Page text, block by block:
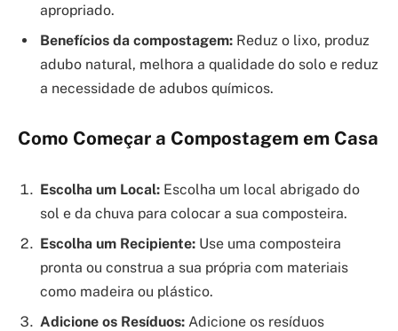
apropriado.
Benefícios da compostagem: Reduz o lixo, produz
adubo natural, melhora a qualidade do solo e reduz
a necessidade de adubos químicos.
Como Começar a Compostagem em Casa
Escolha um Local: Escolha um local abrigado do
sol e da chuva para colocar a sua composteira.
Escolha um Recipiente: Use uma composteira
pronta ou construa a sua própria com materiais
como madeira ou plástico.
Adicione os Resíduos: Adicione os resíduos